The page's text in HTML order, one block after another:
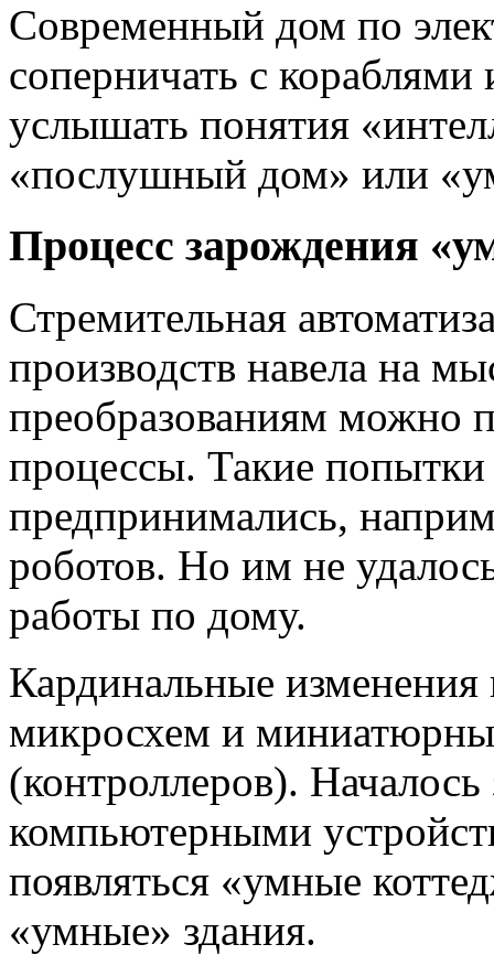
Современный дом по
соперничать с
услышать понятия
«послушный дом» или
Процесс зарождения
Стремительная
производств навела на
преобразованиям можно
процессы. Такие попытки
предпринимались,
роботов. Но им не
работы по дому.
Кардинальные
микросхем и
(контроллеров). Началось
компьютерными
появляться «умные
«умные» здания.